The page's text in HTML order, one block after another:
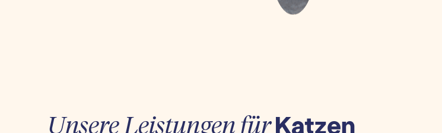
Unsere Leistungen fürKatzen